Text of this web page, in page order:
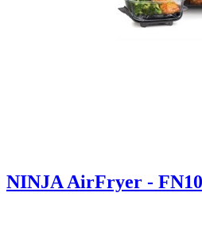
NINJA AirFryer -